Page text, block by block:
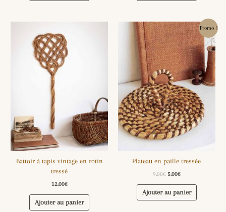
Battoir à tapis vintage en rotin
tressé
12.00€
Ajouter au panier
Promo !
Plateau en paille tressée
9.00€
Le
prix
initial
était :
9.00€.
5.00€
Le
prix
actuel
est :
5.00€.
Ajouter au panier